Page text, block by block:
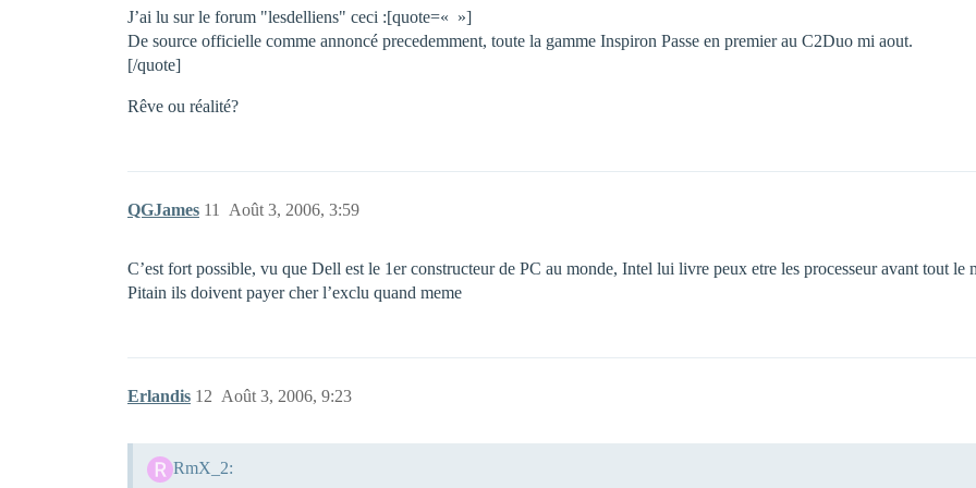
J’ai lu sur le forum "lesdelliens" ceci :[quote=« »]
De source officielle comme annoncé precedemment, toute la gamme Inspiron Passe en premier au C2Duo mi aout.
[/quote]
Rêve ou réalité?
QGJames Août 3, 2006, 3:59
11
C’est fort possible, vu que Dell est le 1er constructeur de PC au monde, Intel lui livre peux etre les processeur avant tout le
Pitain ils doivent payer cher l’exclu quand meme
Erlandis Août 3, 2006, 9:23
12
RmX_2: